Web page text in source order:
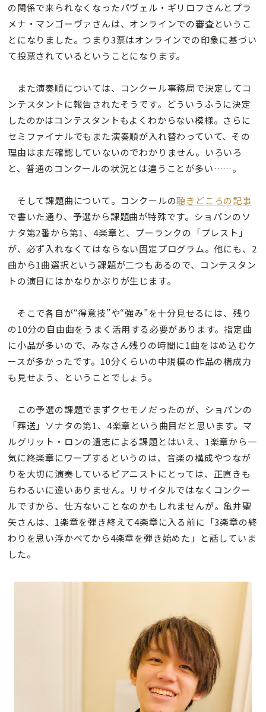
の関係で来られなくなったパヴェル・ギリロフさんとプラ
メナ・マンゴーヴァさんは、オンラインでの審査というこ
とになりました。つまり3票はオンラインでの印象に基づい
て投票されているということになります。
また演奏順については、コンクール事務局で決定してコ
ンテスタントに報告されたそうです。どういうふうに決定
したのかはコンテスタントもよくわからない模様。さらに
セミファイナルでもまた演奏順が入れ替わっていて、その
理由はまだ確認していないのでわかりません。いろいろ
と、普通のコンクールの状況とは違うことが多い……。
そして課題曲について。コンクールの聴きどころの記事
で書いた通り、予選から課題曲が特殊です。ショパンのソ
ナタ第2番から第1、4楽章と、プーランクの「プレスト」
が、必ず入れなくてはならない固定プログラム。他にも、2
曲から1曲選択という課題が二つもあるので、コンテスタン
トの演目にはかなりかぶりが生じます。
そこで各自が“得意技”や“強み”を十分見せるには、残り
の10分の自由曲をうまく活用する必要があります。指定曲
に小品が多いので、みなさん残りの時間に1曲をはめ込むケ
ースが多かったです。10分くらいの中規模の作品の構成力
も見せよう、ということでしょう。
この予選の課題でまずクセモノだったのが、ショパンの
「葬送」ソナタの第1、4楽章という曲目だと思います。マ
ルグリット・ロンの遺志による課題とはいえ、1楽章から一
気に終楽章にワープするというのは、音楽の構成やつなが
りを大切に演奏しているピアニストにとっては、正直きも
ちわるいに違いありません。リサイタルではなくコンクー
ルですから、仕方ないことなのかもしれませんが。亀井聖
矢さんは、1楽章を弾き終えて4楽章に入る前に「3楽章の終
わりを思い浮かべてから4楽章を弾き始めた」と話していま
した。